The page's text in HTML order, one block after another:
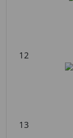
12
13